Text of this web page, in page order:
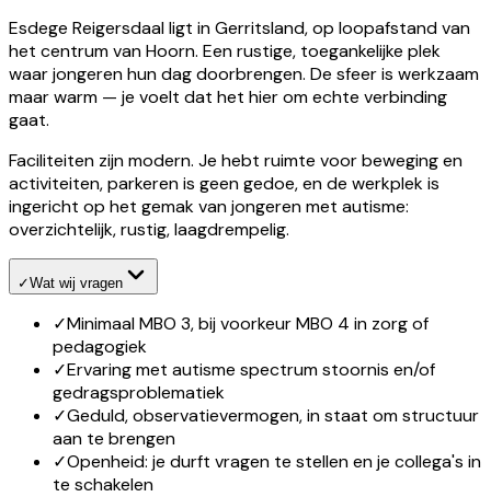
Esdege Reigersdaal ligt in Gerritsland, op loopafstand van
het centrum van Hoorn. Een rustige, toegankelijke plek
waar jongeren hun dag doorbrengen. De sfeer is werkzaam
maar warm — je voelt dat het hier om echte verbinding
gaat.
Faciliteiten zijn modern. Je hebt ruimte voor beweging en
activiteiten, parkeren is geen gedoe, en de werkplek is
ingericht op het gemak van jongeren met autisme:
overzichtelijk, rustig, laagdrempelig.
✓Wat wij vragen
✓Minimaal MBO 3, bij voorkeur MBO 4 in zorg of
pedagogiek
✓Ervaring met autisme spectrum stoornis en/of
gedragsproblematiek
✓Geduld, observatievermogen, in staat om structuur
aan te brengen
✓Openheid: je durft vragen te stellen en je collega's in
te schakelen